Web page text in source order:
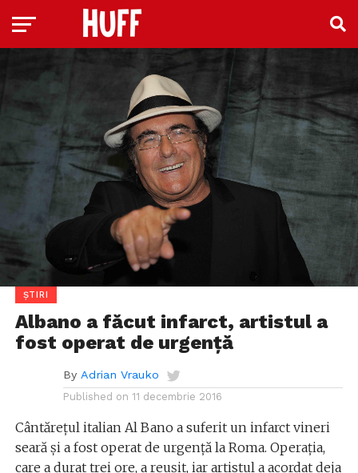
ȘTIRI
Albano a făcut infarct, artistul a
fost operat de urgență
By Adrian Vrauko
Published on 11 decembrie 2016
Cântăreţul italian Al Bano a suferit un infarct vineri
seară şi a fost operat de urgenţă la Roma. Operaţia,
care a durat trei ore, a reuşit, iar artistul a acordat deja